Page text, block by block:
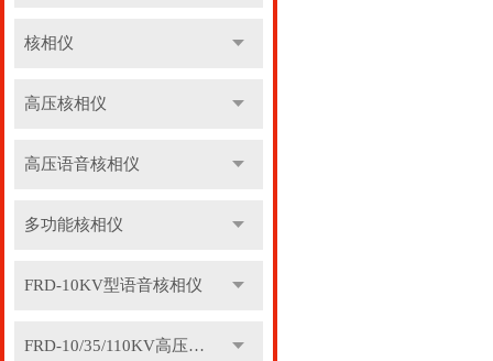
核相仪
高压核相仪
高压语音核相仪
多功能核相仪
FRD-10KV型语音核相仪
FRD-10/35/110KV高压语音核相器